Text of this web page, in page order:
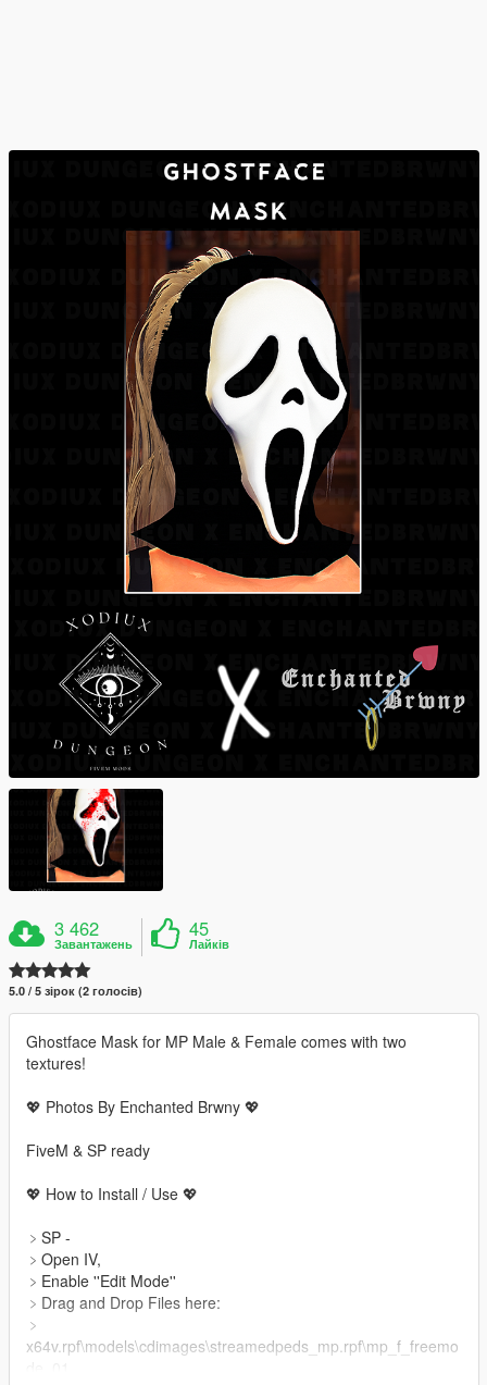
3 462
Завантажень
45
Лайків
5.0 / 5 зірок (2 голосів)
Ghostface Mask for MP Male & Female comes with two
textures!
💖 Photos By Enchanted Brwny 💖
FiveM & SP ready
💖 How to Install / Use 💖
﹥SP -
﹥Open IV,
﹥Enable ''Edit Mode''
﹥Drag and Drop Files here:
﹥
x64v.rpf\models\cdimages\streamedpeds_mp.rpf\mp_f_freemo